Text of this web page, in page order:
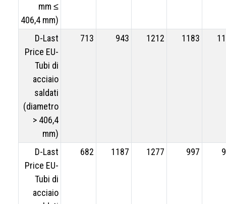
mm ≤
406,4 mm)
D-Last
Price EU-
Tubi di
acciaio
saldati
(diametro
> 406,4
mm)
713 943 1212 1183
D-Last
Price EU-
Tubi di
acciaio
682 1187 1277 997